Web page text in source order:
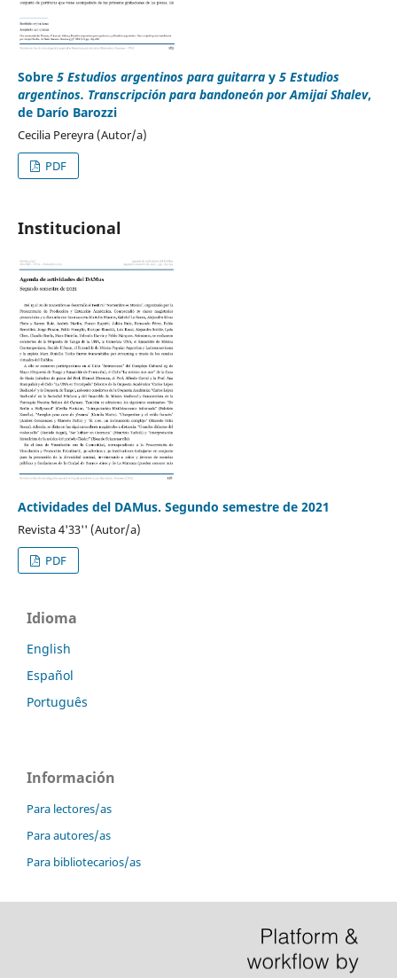
Sobre 5 Estudios argentinos para guitarra y 5 Estudios
argentinos. Transcripción para bandoneón por Amijai Shalev,
de Darío Barozzi
Cecilia Pereyra (Autor/a)
PDF
Institucional
Actividades del DAMus. Segundo semestre de 2021
Revista 4'33'' (Autor/a)
PDF
Idioma
English
Español
Português
Información
Para lectores/as
Para autores/as
Para bibliotecarios/as